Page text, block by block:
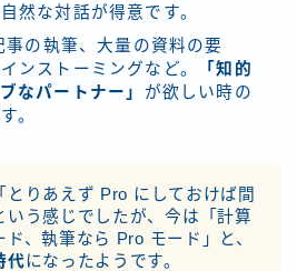
然な対話が得意です。
事の執筆、大量の資料の要
ンストーミングなど。
「知的
なパートナー」 が欲しい時の
。
とりあえず Pro にしておけば間
いう感じでしたが、今は「計算
ド、執筆なら Pro モード」と、
代になったようです。